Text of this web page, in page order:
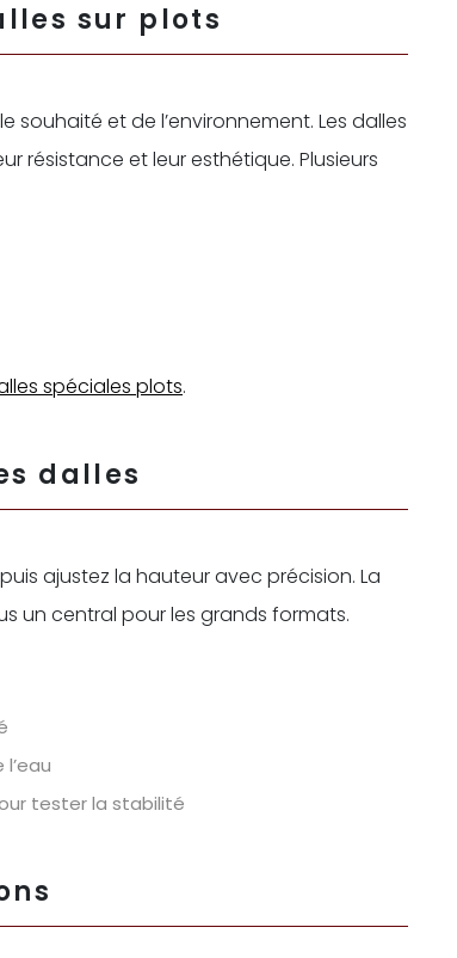
sur plots
souhaité et de l’environnement. Les dalles
résistance et leur esthétique. Plusieurs
spéciales plots.
dalles
ajustez la hauteur avec précision. La
un central pour les grands formats.
tester la stabilité